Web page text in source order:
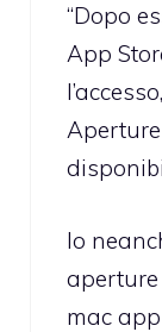
“Dopo
App
Io
aperture
mac